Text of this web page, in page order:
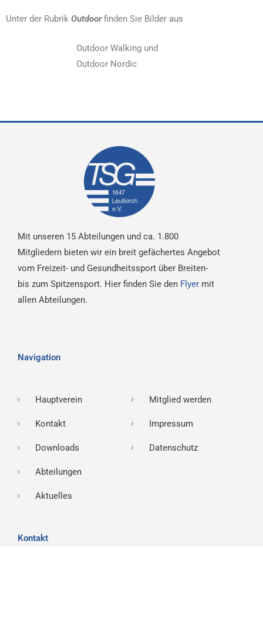
Unter der Rubrik Outdoorfinden Sie Bilder aus
Outdoor Walking und
Outdoor Nordic
Mit unseren 15 Abteilungen und ca. 1.800
Mitgliedern bieten wir ein breit gefächertes Angebot
vom Freizeit- und Gesundheitssport über Breiten-
bis zum Spitzensport. Hier finden Sie den Flyer mit
allen Abteilungen.
Navigation
Hauptverein
Kontakt
Downloads
Abteilungen
Aktuelles
Mitglied werden
Impressum
Datenschutz
Kontakt